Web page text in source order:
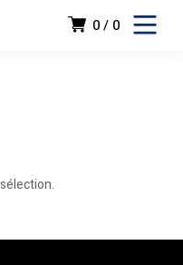
0 0